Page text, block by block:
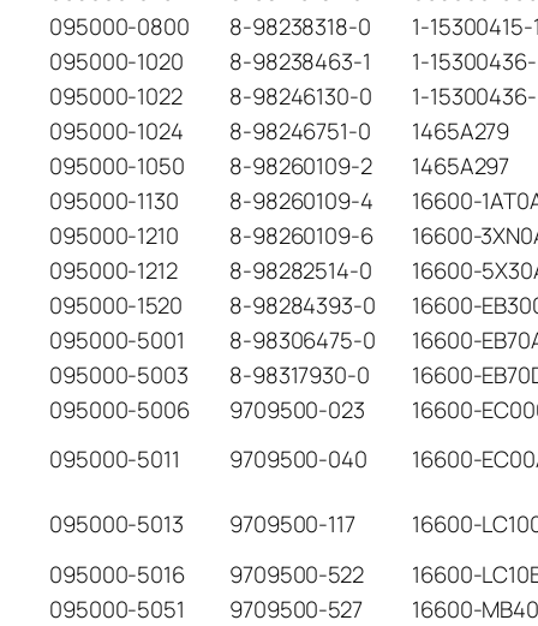
095000-0800
8-98238318-0
1-15300415-
095000-1020
8-98238463-1
1-
095000-1022
8-98246130-0
1-
095000-1024
8-98246751-0
1465A279
095000-1050
8-98260109-2
1465A297
095000-1130
8-98260109-4
16600-
095000-1210
8-98260109-6
16600-
095000-1212
8-98282514-0
16600-
095000-1520
8-98284393-0
16600-
095000-5001
8-98306475-0
16600-
095000-5003
8-98317930-0
16600-
095000-5006
9709500-023
16600-
095000-5011
9709500-040 16600-
095000-5013 9709500-117
16600-
095000-5016
9709500-522
16600-
095000-5051
9709500-527
16600-